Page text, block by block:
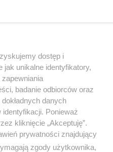
dostęp i
unikalne identyfikatory,
badanie odbiorców oraz
danych
Ponieważ
kliknięcie „Akceptuję”.
prywatności znajdujący
zgody użytkownika,